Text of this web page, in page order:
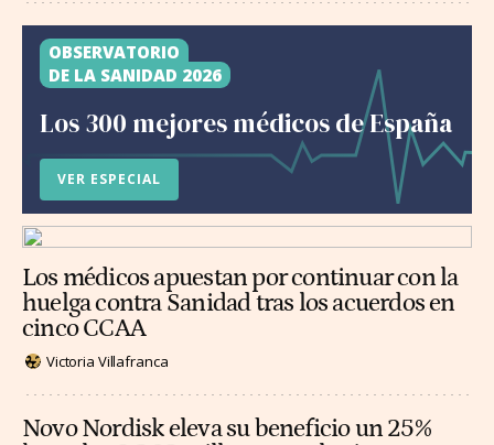
OBSERVATORIO
DE LA SANIDAD 2026
Los 300 mejores médicos de España
VER ESPECIAL
Los médicos apuestan por continuar con la
huelga contra Sanidad tras los acuerdos en
cinco CCAA
Victoria Villafranca
Novo Nordisk eleva su beneficio un 25%